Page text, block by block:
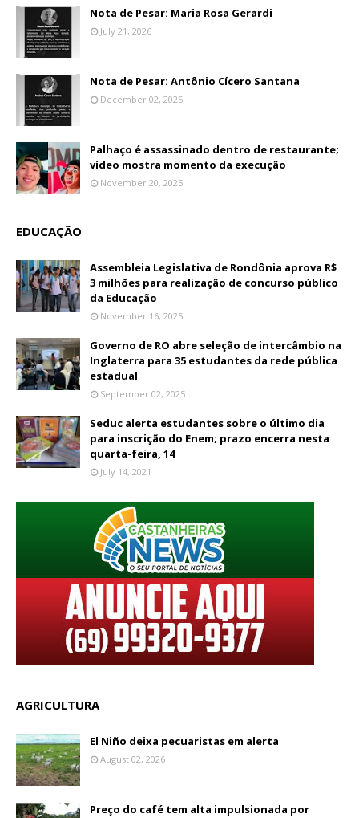
Nota de Pesar: Maria Rosa Gerardi
July 21, 2026
Nota de Pesar: Antônio Cícero Santana
December 02, 2025
Palhaço é assassinado dentro de restaurante;
vídeo mostra momento da execução
November 20, 2025
EDUCAÇÃO
Assembleia Legislativa de Rondônia aprova R$
3 milhões para realização de concurso público
da Educação
November 16, 2025
Governo de RO abre seleção de intercâmbio na
Inglaterra para 35 estudantes da rede pública
estadual
September 02, 2025
Seduc alerta estudantes sobre o último dia
para inscrição do Enem; prazo encerra nesta
quarta-feira, 14
July 14, 2021
AGRICULTURA
El Niño deixa pecuaristas em alerta
August 02, 2026
Preço do café tem alta impulsionada por